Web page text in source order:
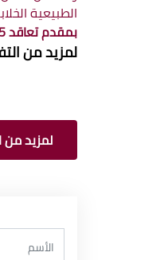
الطبيعية
بمقدم تعاقد 5% فقط، والباقي يتم تقسيطه بأنظمة سداد متساوية على 8 سنوات وبدون فوائد.
لمزيد من
لمزيد من